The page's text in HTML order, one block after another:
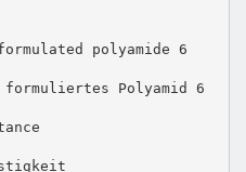
polyamide 6
Polyamid 6